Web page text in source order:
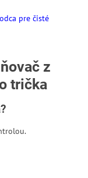
pre čisté
z
trička